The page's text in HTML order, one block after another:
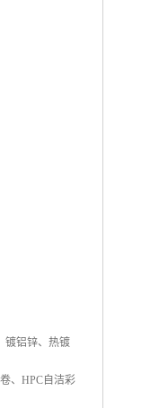
镀铝锌、热镀
、HPC自洁彩